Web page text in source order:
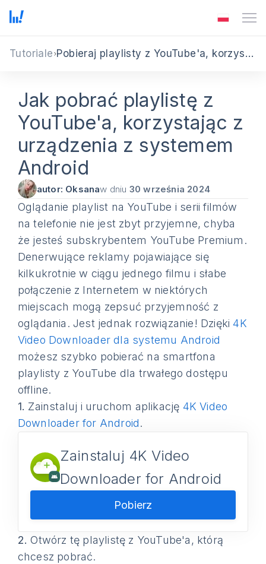
Tutoriale Pobieraj playlisty z YouTube'a, korzystając z urządzenia z systemem Android
Jak pobrać playlistę z
YouTube'a, korzystając z
urządzenia z systemem
Android
autor: Oksanaw dniu 30 września 2024
Oglądanie playlist na YouTube i serii filmów
na telefonie nie jest zbyt przyjemne, chyba
że jesteś subskrybentem YouTube Premium.
Denerwujące reklamy pojawiające się
kilkukrotnie w ciągu jednego filmu i słabe
połączenie z Internetem w niektórych
miejscach mogą zepsuć przyjemność z
oglądania. Jest jednak rozwiązanie! Dzięki4K
Video Downloader dla systemu Android
możesz szybko pobierać na smartfona
playlisty z YouTube dla trwałego dostępu
offline.
1. Zainstaluj i uruchom aplikację 4K Video
Downloader for Android.
Zainstaluj 4K Video
Downloader for Android
Pobierz
2. Otwórz tę playlistę z YouTube'a, którą
chcesz pobrać.